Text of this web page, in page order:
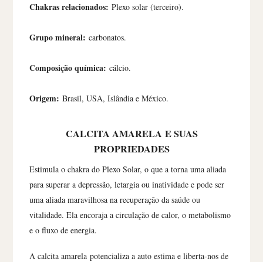
Chakras relacionados:Plexo solar (terceiro).
Grupo mineral:carbonatos.
Composição química:cálcio.
Origem:Brasil, USA, Islândia e México.
CALCITA AMARELAE SUAS
PROPRIEDADES
Estimula o chakra do Plexo Solar, o que a torna uma aliada
para superar a depressão, letargia ou inatividade e pode ser
uma aliada maravilhosa na recuperação da saúde ou
vitalidade. Ela encoraja a circulação de calor, o metabolismo
e o fluxo de energia.
A calcita amarela potencializa a auto estima e liberta-nos de